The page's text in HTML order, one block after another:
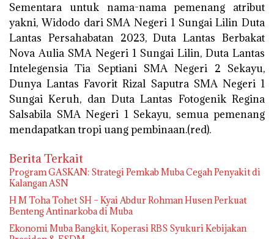
Sementara untuk nama-nama pemenang atribut
yakni, Widodo dari SMA Negeri 1 Sungai Lilin Duta
Lantas Persahabatan 2023, Duta Lantas Berbakat
Nova Aulia SMA Negeri 1 Sungai Lilin, Duta Lantas
Intelegensia Tia Septiani SMA Negeri 2 Sekayu,
Dunya Lantas Favorit Rizal Saputra SMA Negeri 1
Sungai Keruh, dan Duta Lantas Fotogenik Regina
Salsabila SMA Negeri 1 Sekayu, semua pemenang
mendapatkan tropi uang pembinaan.(red).
Berita Terkait
Program GASKAN: Strategi Pemkab Muba Cegah Penyakit di
Kalangan ASN
H M Toha Tohet SH – Kyai Abdur Rohman Husen Perkuat
Benteng Antinarkoba di Muba
Ekonomi Muba Bangkit, Koperasi RBS Syukuri Kebijakan